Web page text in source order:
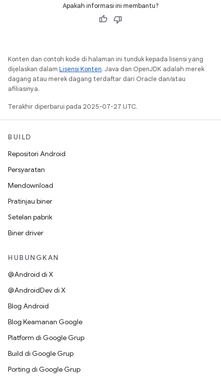
Apakah informasi ini membantu?
Konten dan contoh kode di halaman ini tunduk kepada lisensi yang
dijelaskan dalam Lisensi Konten. Java dan OpenJDK adalah merek
dagang atau merek dagang terdaftar dari Oracle dan/atau
afiliasinya.
Terakhir diperbarui pada 2025-07-27 UTC.
BUILD
Repositori Android
Persyaratan
Mendownload
Pratinjau biner
Setelan pabrik
Biner driver
HUBUNGKAN
@Android di X
@AndroidDev di X
Blog Android
Blog Keamanan Google
Platform di Google Grup
Build di Google Grup
Porting di Google Grup